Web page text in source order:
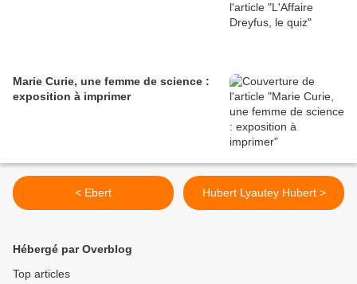
Marie Curie, une femme de science :
exposition à imprimer
< Ebert Hubert Lyautey Hubert >
Hébergé par Overblog
Top articles